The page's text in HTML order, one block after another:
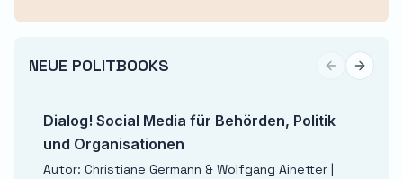
NEUE POLITBOOKS Previous
Next
Dialog! Social Media für Behörden, Politik
und Organisationen
Autor: Christiane Germann & Wolfgang Ainetter |